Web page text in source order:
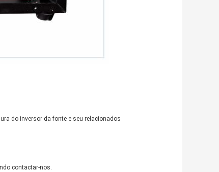
do inversor da fonte e seu relacionados
contactar-nos.